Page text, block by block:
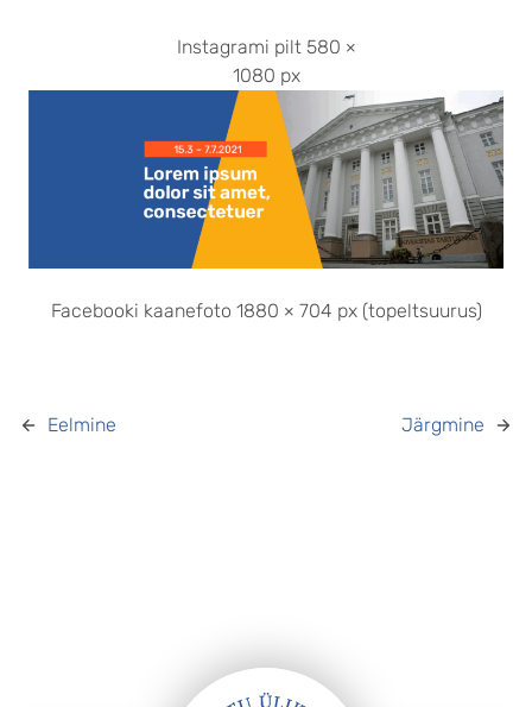
Instagrami pilt 580 ×
1080 px
Facebooki kaanefoto 1880 × 704 px (topeltsuurus)
Eelmine Järgmine